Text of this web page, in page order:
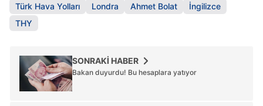
Türk Hava Yolları Londra Ahmet Bolat
İngilizce
THY
SONRAKİ HABER
Bakan duyurdu! Bu hesaplara yatıyor